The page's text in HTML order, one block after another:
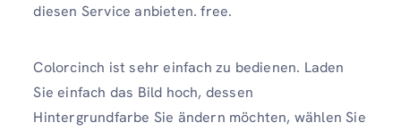
diesen Service anbieten. free.
Colorcinch ist sehr einfach zu bedienen. Laden
Sie einfach das Bild hoch, dessen
Hintergrundfarbe Sie ändern möchten, wählen Sie